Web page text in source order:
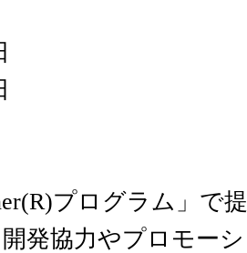
プログラム」で
発協力やプロモー